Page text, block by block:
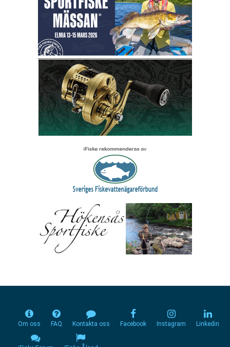
Om oss FAQ Kontakta oss Facebook Instagram Linkedin